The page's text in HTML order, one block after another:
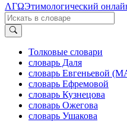
ΛΓΩЭтимологический
Толковые словари
словарь Даля
словарь Евгеньевой
словарь Ефремовой
словарь Кузнецова
словарь Ожегова
словарь Ушакова